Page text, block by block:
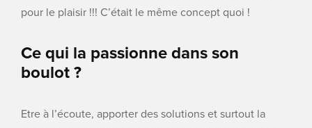
pour le plaisir !!! C’était le même concept quoi !
Ce qui la passionne dans son
boulot ?
Etre à l’écoute, apporter des solutions et surtout la